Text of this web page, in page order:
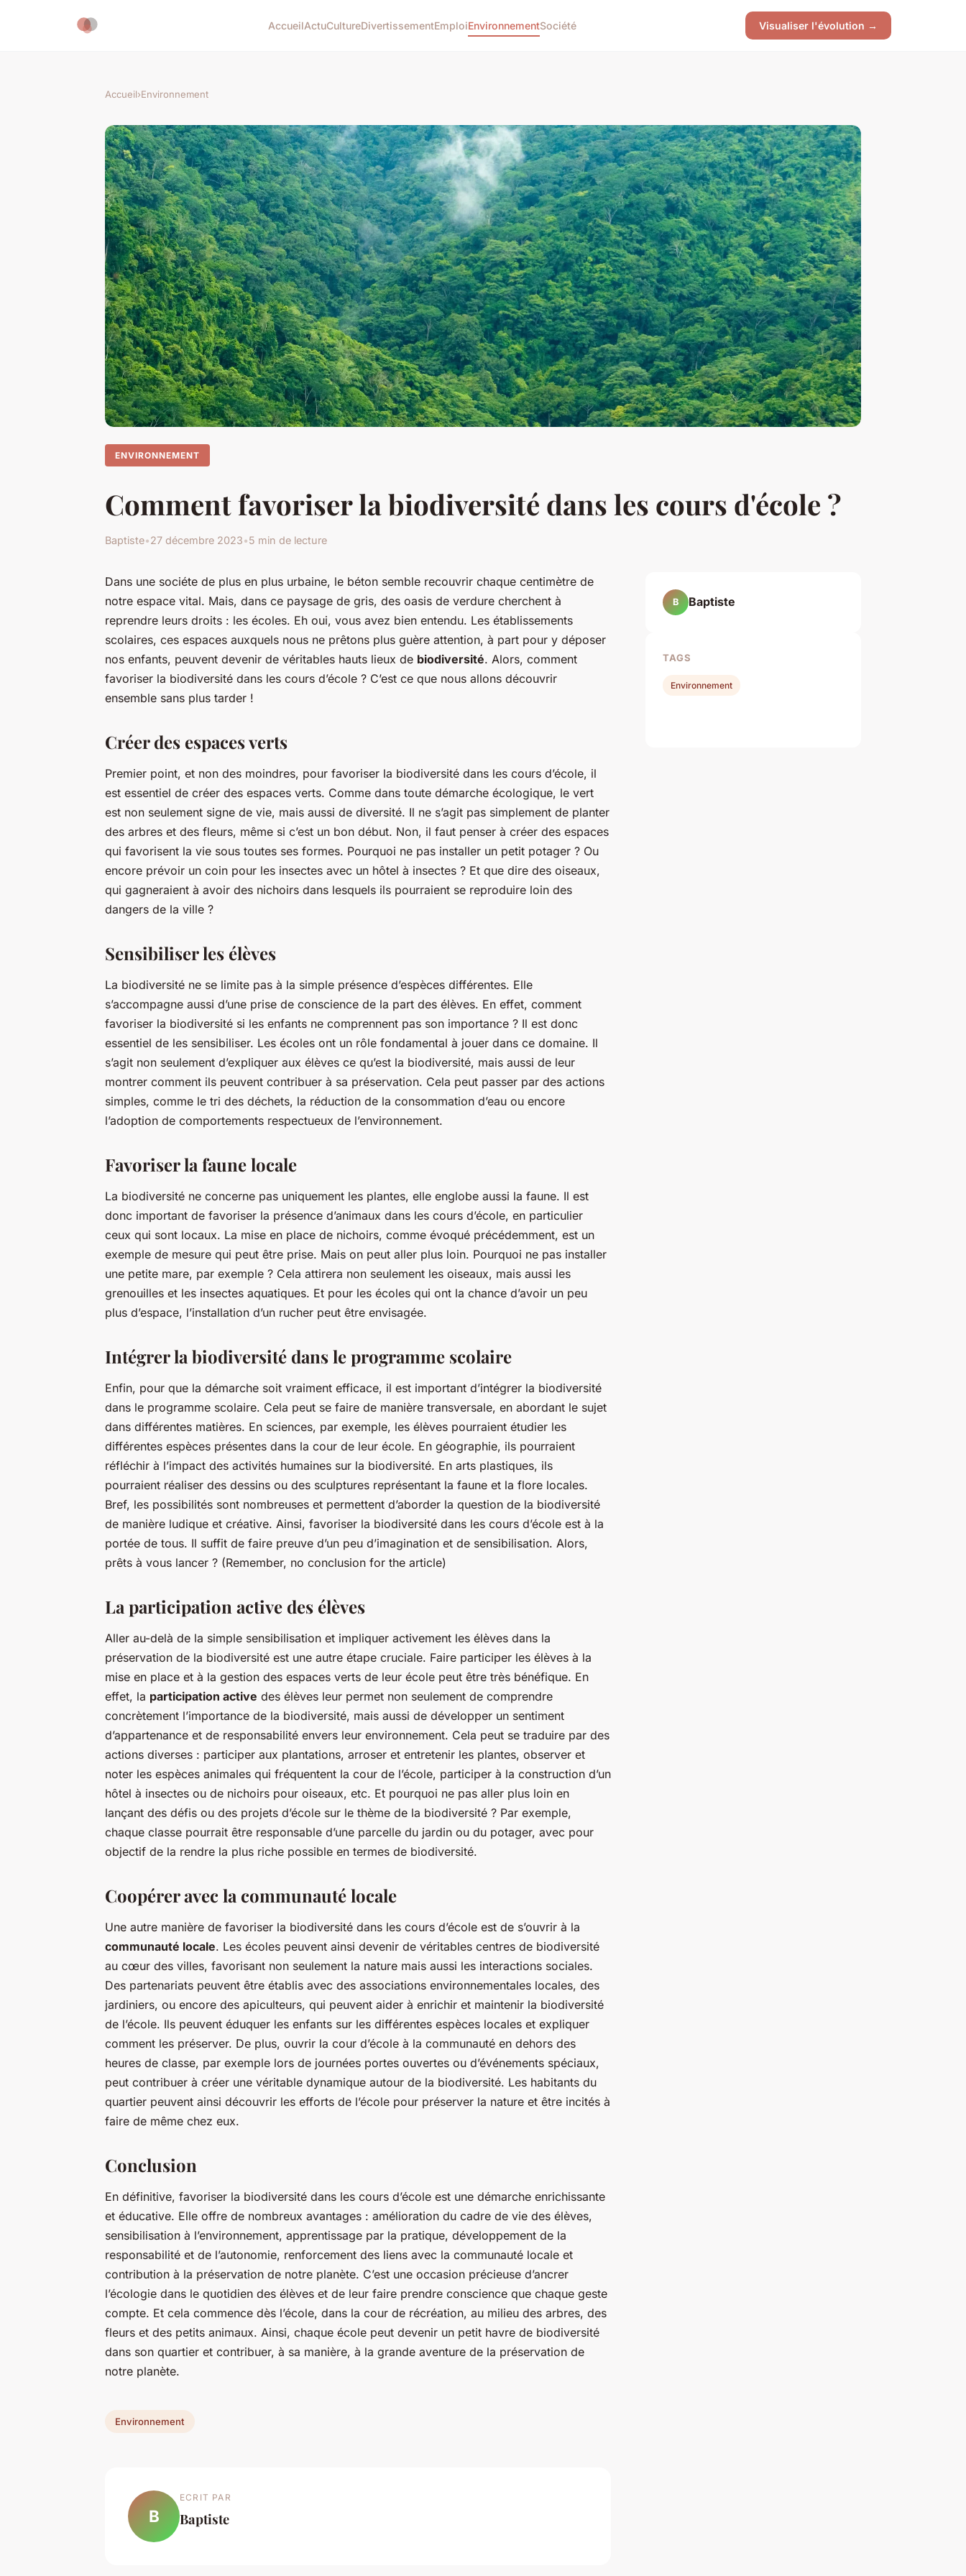
AccueilActuCultureDivertissementEmploiEnvironnementSociété Visualiser l'évolution →
Accueil›Environnement
ENVIRONNEMENT
Comment favoriser la biodiversité dans les cours d'école ?
Baptiste•27 décembre 2023•5 min de lecture
Dans une sociéte de plus en plus urbaine, le béton semble recouvrir chaque centimètre de
notre espace vital. Mais, dans ce paysage de gris, des oasis de verdure cherchent à
reprendre leurs droits : les écoles. Eh oui, vous avez bien entendu. Les établissements
scolaires, ces espaces auxquels nous ne prêtons plus guère attention, à part pour y déposer
nos enfants, peuvent devenir de véritables hauts lieux de biodiversité. Alors, comment
favoriser la biodiversité dans les cours d’école ? C’est ce que nous allons découvrir
ensemble sans plus tarder !
Créer des espaces verts
Premier point, et non des moindres, pour favoriser la biodiversité dans les cours d’école, il
est essentiel de créer des espaces verts. Comme dans toute démarche écologique, le vert
est non seulement signe de vie, mais aussi de diversité. Il ne s’agit pas simplement de planter
des arbres et des fleurs, même si c’est un bon début. Non, il faut penser à créer des espaces
qui favorisent la vie sous toutes ses formes. Pourquoi ne pas installer un petit potager ? Ou
encore prévoir un coin pour les insectes avec un hôtel à insectes ? Et que dire des oiseaux,
qui gagneraient à avoir des nichoirs dans lesquels ils pourraient se reproduire loin des
dangers de la ville ?
Sensibiliser les élèves
La biodiversité ne se limite pas à la simple présence d’espèces différentes. Elle
s’accompagne aussi d’une prise de conscience de la part des élèves. En effet, comment
favoriser la biodiversité si les enfants ne comprennent pas son importance ? Il est donc
essentiel de les sensibiliser. Les écoles ont un rôle fondamental à jouer dans ce domaine. Il
s’agit non seulement d’expliquer aux élèves ce qu’est la biodiversité, mais aussi de leur
montrer comment ils peuvent contribuer à sa préservation. Cela peut passer par des actions
simples, comme le tri des déchets, la réduction de la consommation d’eau ou encore
l’adoption de comportements respectueux de l’environnement.
Favoriser la faune locale
La biodiversité ne concerne pas uniquement les plantes, elle englobe aussi la faune. Il est
donc important de favoriser la présence d’animaux dans les cours d’école, en particulier
ceux qui sont locaux. La mise en place de nichoirs, comme évoqué précédemment, est un
exemple de mesure qui peut être prise. Mais on peut aller plus loin. Pourquoi ne pas installer
une petite mare, par exemple ? Cela attirera non seulement les oiseaux, mais aussi les
grenouilles et les insectes aquatiques. Et pour les écoles qui ont la chance d’avoir un peu
plus d’espace, l’installation d’un rucher peut être envisagée.
Intégrer la biodiversité dans le programme scolaire
Enfin, pour que la démarche soit vraiment efficace, il est important d’intégrer la biodiversité
dans le programme scolaire. Cela peut se faire de manière transversale, en abordant le sujet
dans différentes matières. En sciences, par exemple, les élèves pourraient étudier les
différentes espèces présentes dans la cour de leur école. En géographie, ils pourraient
réfléchir à l’impact des activités humaines sur la biodiversité. En arts plastiques, ils
pourraient réaliser des dessins ou des sculptures représentant la faune et la flore locales.
Bref, les possibilités sont nombreuses et permettent d’aborder la question de la biodiversité
de manière ludique et créative. Ainsi, favoriser la biodiversité dans les cours d’école est à la
portée de tous. Il suffit de faire preuve d’un peu d’imagination et de sensibilisation. Alors,
prêts à vous lancer ? (Remember, no conclusion for the article)
La participation active des élèves
Aller au-delà de la simple sensibilisation et impliquer activement les élèves dans la
préservation de la biodiversité est une autre étape cruciale. Faire participer les élèves à la
mise en place et à la gestion des espaces verts de leur école peut être très bénéfique. En
effet, la participation active des élèves leur permet non seulement de comprendre
concrètement l’importance de la biodiversité, mais aussi de développer un sentiment
d’appartenance et de responsabilité envers leur environnement. Cela peut se traduire par des
actions diverses : participer aux plantations, arroser et entretenir les plantes, observer et
noter les espèces animales qui fréquentent la cour de l’école, participer à la construction d’un
hôtel à insectes ou de nichoirs pour oiseaux, etc. Et pourquoi ne pas aller plus loin en
lançant des défis ou des projets d’école sur le thème de la biodiversité ? Par exemple,
chaque classe pourrait être responsable d’une parcelle du jardin ou du potager, avec pour
objectif de la rendre la plus riche possible en termes de biodiversité.
Coopérer avec la communauté locale
Une autre manière de favoriser la biodiversité dans les cours d’école est de s’ouvrir à la
communauté locale. Les écoles peuvent ainsi devenir de véritables centres de biodiversité
au cœur des villes, favorisant non seulement la nature mais aussi les interactions sociales.
Des partenariats peuvent être établis avec des associations environnementales locales, des
jardiniers, ou encore des apiculteurs, qui peuvent aider à enrichir et maintenir la biodiversité
de l’école. Ils peuvent éduquer les enfants sur les différentes espèces locales et expliquer
comment les préserver. De plus, ouvrir la cour d’école à la communauté en dehors des
heures de classe, par exemple lors de journées portes ouvertes ou d’événements spéciaux,
peut contribuer à créer une véritable dynamique autour de la biodiversité. Les habitants du
quartier peuvent ainsi découvrir les efforts de l’école pour préserver la nature et être incités à
faire de même chez eux.
Conclusion
En définitive, favoriser la biodiversité dans les cours d’école est une démarche enrichissante
et éducative. Elle offre de nombreux avantages : amélioration du cadre de vie des élèves,
sensibilisation à l’environnement, apprentissage par la pratique, développement de la
responsabilité et de l’autonomie, renforcement des liens avec la communauté locale et
contribution à la préservation de notre planète. C’est une occasion précieuse d’ancrer
l’écologie dans le quotidien des élèves et de leur faire prendre conscience que chaque geste
compte. Et cela commence dès l’école, dans la cour de récréation, au milieu des arbres, des
fleurs et des petits animaux. Ainsi, chaque école peut devenir un petit havre de biodiversité
dans son quartier et contribuer, à sa manière, à la grande aventure de la préservation de
notre planète.
Environnement
B
ECRIT PAR
Baptiste
B Baptiste
TAGS
Environnement